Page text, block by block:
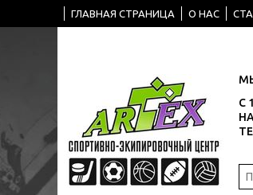
ГЛАВНАЯ СТРАНИЦА О НАС
С